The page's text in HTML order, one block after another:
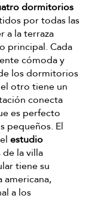
dormitorios
por todas las
a la terraza
principal. Cada
cómoda y
los dormitorios
otro tiene un
conecta
es perfecto
pequeños. El
estudio
la villa
tiene su
americana,
a los